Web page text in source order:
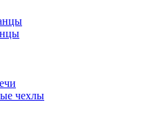
чехлы